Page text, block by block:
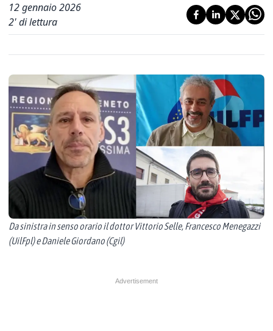
12 gennaio 2026
2' di lettura
Da sinistra in senso orario il dottor Vittorio Selle, Francesco Menegazzi
(UilFpl) e Daniele Giordano (Cgil)